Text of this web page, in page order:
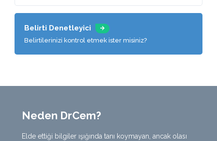
Belirti Denetleyici
Belirtilerinizi kontrol etmek ister misiniz?
Neden DrCem?
Elde ettiği bilgiler ışığında tanı koymayan, ancak olası